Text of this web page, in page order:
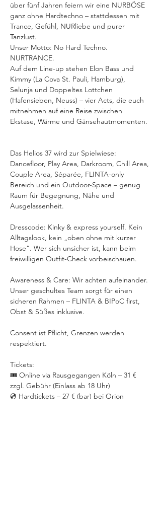
über fünf Jahren feiern wir eine NURBÖSE
ganz ohne Hardtechno – stattdessen mit
Trance, Gefühl, NURliebe und purer
Tanzlust.
Unser Motto: No Hard Techno.
NURTRANCE.
Auf dem Line-up stehen Elon Bass und
Kimmy (La Cova St. Pauli, Hamburg),
Selunja und Doppeltes Lottchen
(Hafensieben, Neuss) – vier Acts, die euch
mitnehmen auf eine Reise zwischen
Ekstase, Wärme und Gänsehautmomenten.
Das Helios 37 wird zur Spielwiese:
Dancefloor, Play Area, Darkroom, Chill Area,
Couple Area, Séparée, FLINTA-only
Bereich und ein Outdoor-Space – genug
Raum für Begegnung, Nähe und
Ausgelassenheit.
Dresscode: Kinky & express yourself. Kein
Alltagslook, kein „oben ohne mit kurzer
Hose“. Wer sich unsicher ist, kann beim
freiwilligen Outfit-Check vorbeischauen.
Awareness & Care: Wir achten aufeinander.
Unser geschultes Team sorgt für einen
sicheren Rahmen – FLINTA & BIPoC first,
Obst & Süßes inklusive.
Consent ist Pflicht, Grenzen werden
respektiert.
Tickets:
🎟️ Online via Rausgegangen Köln – 31 €
zzgl. Gebühr (Einlass ab 18 Uhr)
💿 Hardtickets – 27 € (bar) bei Orion